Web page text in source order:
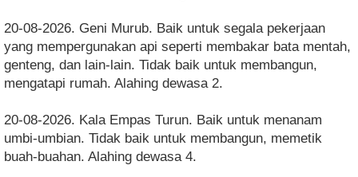
20-08-2026. Geni Murub. Baik untuk segala pekerjaan
yang mempergunakan api seperti membakar bata mentah,
genteng, dan lain-lain. Tidak baik untuk membangun,
mengatapi rumah. Alahing dewasa 2.
20-08-2026. Kala Empas Turun. Baik untuk menanam
umbi-umbian. Tidak baik untuk membangun, memetik
buah-buahan. Alahing dewasa 4.